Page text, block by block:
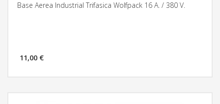
Base Aerea Industrial Trifasica Wolfpack 16 A. / 380 V.
11,00 €